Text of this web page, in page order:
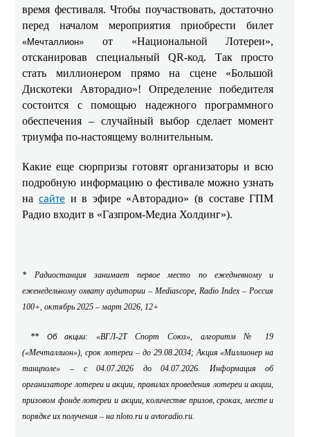
время фестиваля. Чтобы поучаствовать, достаточно
перед началом мероприятия приобрести билет
«Мечталлион» от «Национальной Лотереи»,
отсканировав специальный QR‑код. Так просто
стать миллионером прямо на сцене «Большой
Дискотеки Авторадио»! Определение победителя
состоится с помощью надежного программного
обеспечения – случайный выбор сделает момент
триумфа по‑настоящему волнительным.
Какие еще сюрпризы готовят организаторы и всю
подробную информацию о фестивале можно узнать
насайте и в эфире «Авторадио» (в составе ГПМ
Радио входит в «Газпром-Медиа Холдинг»).
* Радиостанция занимает первое место по ежедневному и
еженедельному охвату аудитории –Mediascope,Radio Index – Россия
100+, октябрь 2025 – март 2026, 12+
** Об акции: «ВГЛ-2Т Спорт Союз», алгоритм № 19
(«Мечталлион»), срок лотереи – до 29.08.2034; Акция «Миллионер на
танцполе» – с 04.07.2026 до 04.07.2026. Информация об
организаторе лотереи и акции, правилах проведения лотереи и акции,
призовом фонде лотереи и акции, количестве призов, сроках, месте и
порядке их получения – на nloto.ru и avtoradio.ru.